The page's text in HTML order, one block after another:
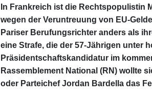
In Frankreich ist die Rechtspopulistin
wegen der Veruntreuung von EU-
Pariser Berufungsrichter anders als
eine Strafe, die der 57-Jährigen unter
Präsidentschaftskandidatur im
Rassemblement National (RN) wollte
oder Parteichef Jordan Bardella das